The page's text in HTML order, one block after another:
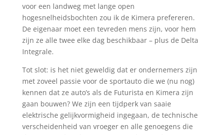
voor een landweg met lange open
hogesnelheidsbochten zou ik de Kimera prefereren.
De eigenaar moet een tevreden mens zijn, voor hem
zijn ze alle twee elke dag beschikbaar – plus de Delta
Integrale.
Tot slot: is het niet geweldig dat er ondernemers zijn
met zoveel passie voor de sportauto die we (nu nog)
kennen dat ze auto’s als de Futurista en Kimera zijn
gaan bouwen? We zijn een tijdperk van saaie
elektrische gelijkvormigheid ingegaan, de technische
verscheidenheid van vroeger en alle genoegens die